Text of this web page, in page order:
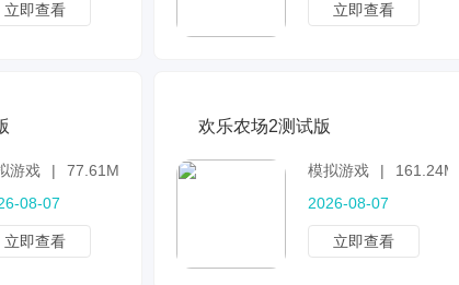
立即查看 立即查看
游戏 |
77.61MB
08-07
立即查看
欢乐农场2测试版
模拟游戏 |
161.24MB
2026-08-07
立即查看